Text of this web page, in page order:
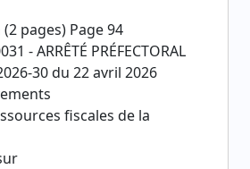
pages) Page 94
- ARRÊTÉ PRÉFECTORAL
30 du 22 avril 2026
fiscales de la